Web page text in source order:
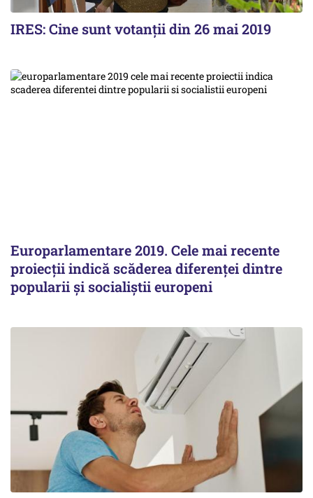
IRES: Cine sunt votanții din 26 mai 2019
Europarlamentare 2019. Cele mai recente
proiecţii indică scăderea diferenţei dintre
popularii şi socialiştii europeni